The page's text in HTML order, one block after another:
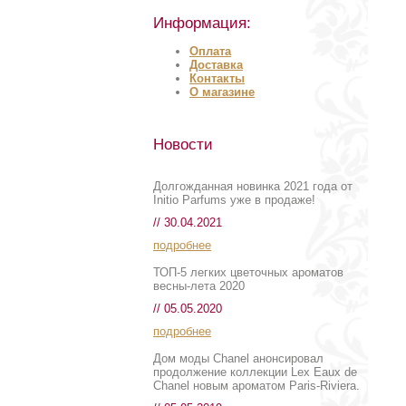
Информация:
Оплата
Доставка
Контакты
О магазине
Новости
Долгожданная новинка 2021 года от
Initio Parfums уже в продаже!
// 30.04.2021
подробнее
ТОП-5 легких цветочных ароматов
весны-лета 2020
// 05.05.2020
подробнее
Дом моды Chanel анонсировал
продолжение коллекции Lex Eaux de
Chanel новым ароматом Paris-Riviera.